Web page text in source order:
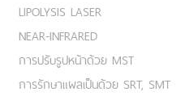
LIPOLYSIS LASER
NEAR-INFRARED
การปรับรูปหน้าด้วย MST
การรักษาแผลเป็นด้วย SRT, SMT